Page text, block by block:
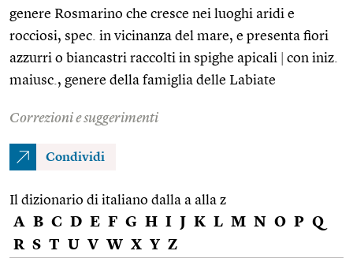
genere Rosmarino che cresce nei luoghi aridi e
rocciosi, spec. in vicinanza del mare, e presenta fiori
azzurri o biancastri raccolti in spighe apicali
con iniz.
maiusc., genere della famiglia delle Labiate
Correzioni e suggerimenti
Condividi
Il dizionario di italiano dalla a alla z
A B C D E F G H I J K L M N O P Q
R S T U V W X Y Z